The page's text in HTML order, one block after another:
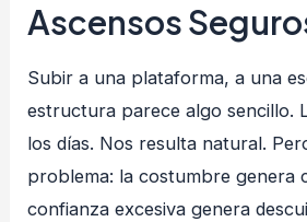
Ascensos
Subir a una plataforma, a una
estructura parece algo sencillo.
los días. Nos resulta natural.
problema: la costumbre genera
confianza excesiva genera